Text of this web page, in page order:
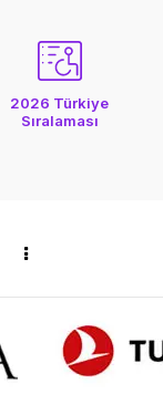
2026 Türkiye
Sıralaması